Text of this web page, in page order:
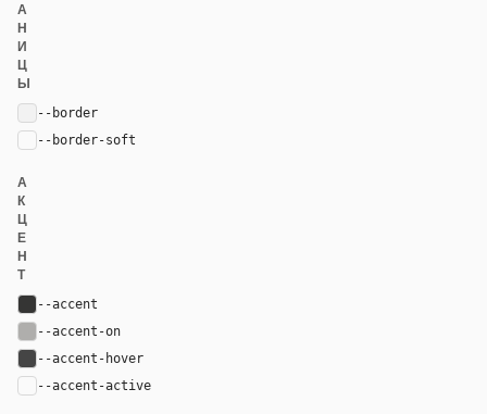
А
Н
И
Ц
Ы
--border
--border-soft
А
К
Ц
Е
Н
Т
--accent
--accent-on
--accent-hover
--accent-active